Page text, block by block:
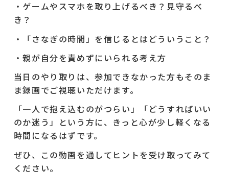
・ゲームやスマホを取り上げるべき？見守るべ
き？
・「さなぎの時間」を信じるとはどういうこと？
・親が自分を責めずにいられる考え方
当日のやり取りは、参加できなかった方もそのま
ま録画でご視聴いただけます。
「一人で抱え込むのがつらい」「どうすればいい
のか迷う」という方に、きっと心が少し軽くなる
時間になるはずです。
ぜひ、この動画を通してヒントを受け取ってみて
ください。